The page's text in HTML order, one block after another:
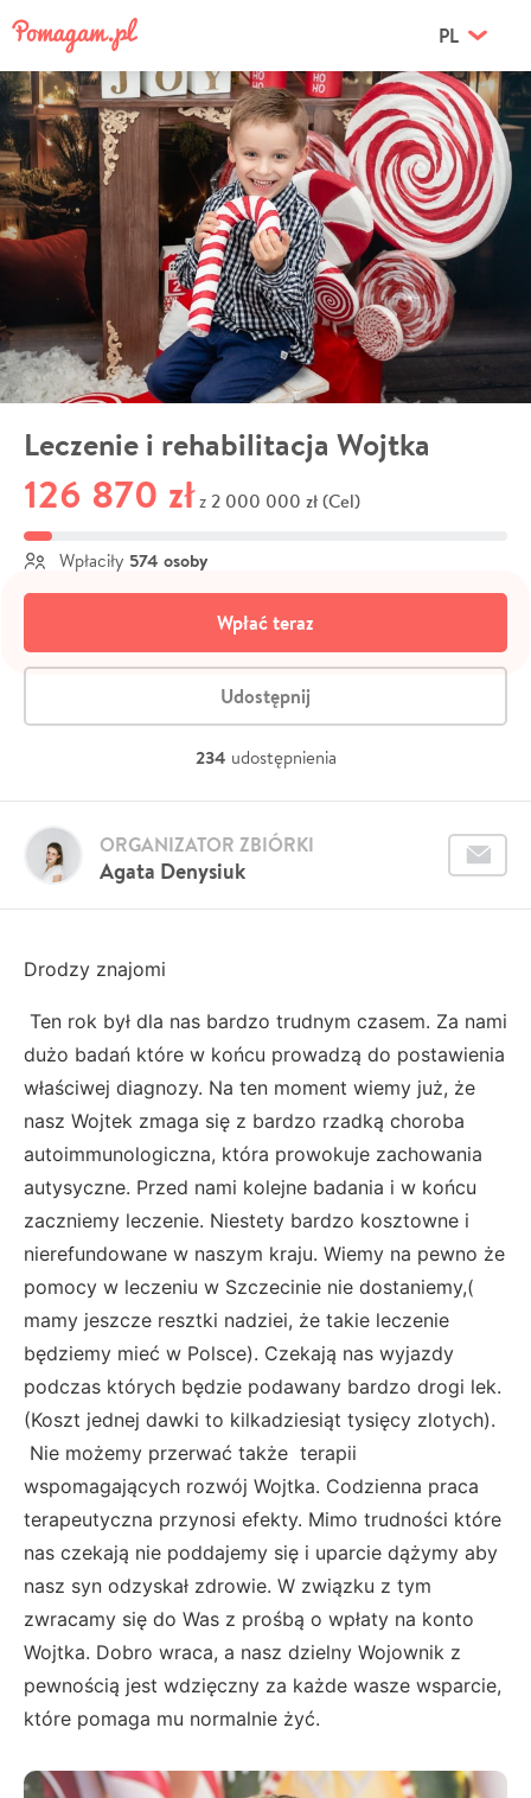
PL
Leczenie i rehabilitacja Wojtka
126 870 zł z 2 000 000 zł (Cel)
Wpłaciły 574 osoby
Wpłać teraz
Udostępnij
234 udostępnienia
Agata Denysiuk
ORGANIZATOR ZBIÓRKI
Drodzy znajomi
Ten rok był dla nas bardzo trudnym czasem. Za nami
dużo badań które w końcu prowadzą do postawienia
właściwej diagnozy. Na ten moment wiemy już, że
nasz Wojtek zmaga się z bardzo rzadką choroba
autoimmunologiczna, która prowokuje zachowania
autysyczne. Przed nami kolejne badania i w końcu
zaczniemy leczenie. Niestety bardzo kosztowne i
nierefundowane w naszym kraju. Wiemy na pewno że
pomocy w leczeniu w Szczecinie nie dostaniemy,(
mamy jeszcze resztki nadziei, że takie leczenie
będziemy mieć w Polsce). Czekają nas wyjazdy
podczas których będzie podawany bardzo drogi lek.
(Koszt jednej dawki to kilkadziesiąt tysięcy zlotych).
Nie możemy przerwać także terapii
wspomagających rozwój Wojtka. Codzienna praca
terapeutyczna przynosi efekty. Mimo trudności które
nas czekają nie poddajemy się i uparcie dążymy aby
nasz syn odzyskał zdrowie. W związku z tym
zwracamy się do Was z prośbą o wpłaty na konto
Wojtka. Dobro wraca, a nasz dzielny Wojownik z
pewnością jest wdzięczny za każde wasze wsparcie,
które pomaga mu normalnie żyć.